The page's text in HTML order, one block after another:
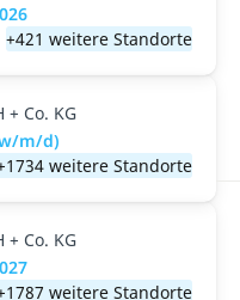
+421 weitere Standorte
Co. KG
m/d)
weitere Standorte
Co. KG
weitere Standorte